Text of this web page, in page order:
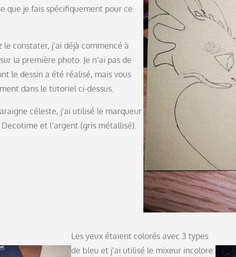
que je fais spécifiquement pour ce
le constater, j’ai déjà commencé à
la première photo. Je n’ai pas de
le dessin a été réalisé, mais vous
dans le tutoriel ci-dessus.
céleste, j’ai utilisé le marqueur
et l’argent (gris métallisé).
Les yeux étaient colorés avec 3 types
de bleu et j’ai utilisé le mixeur incolore